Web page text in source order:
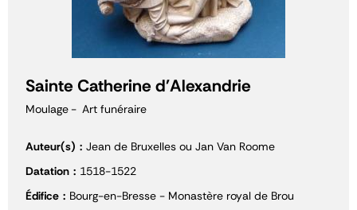
Sainte Catherine d'Alexandrie
Moulage Art funéraire
Auteur(s)
Jean de Bruxelles ou Jan Van Roome
Datation
1518-1522
Édifice
Bourg-en-Bresse - Monastère royal de Brou